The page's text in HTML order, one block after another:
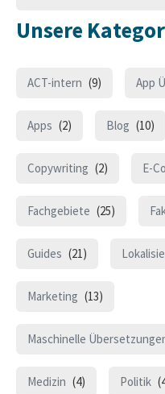
Unsere
ACT-intern (9) App
Apps (2) Blog (10)
Copywriting (2) E-
Fachgebiete (25)
Guides (21)
Marketing (13)
Maschinelle
Medizin (4) Politik